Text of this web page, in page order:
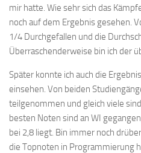
mir hatte. Wie sehr sich das
noch auf dem Ergebnis gesehen.
1/4 Durchgefallen und die
Überraschenderweise bin ich der
Später konnte ich auch die
einsehen. Von beiden
teilgenommen und gleich viele
besten Noten sind an WI
bei 2,8 liegt. Bin immer noch
die Topnoten in Programmierung